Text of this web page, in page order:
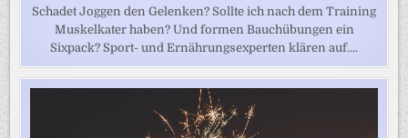
Schadet Joggen den Gelenken? Sollte ich nach dem Training
Muskelkater haben? Und formen Bauchübungen ein
Sixpack? Sport- und Ernährungsexperten klären auf....